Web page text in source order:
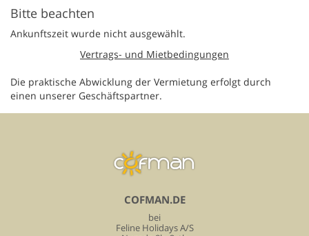
Bitte beachten
Ankunftszeit wurde nicht ausgewählt.
Vertrags- und Mietbedingungen
Die praktische Abwicklung der Vermietung erfolgt durch
einen unserer Geschäftspartner.
COFMAN.DE
bei
Feline Holidays A/S